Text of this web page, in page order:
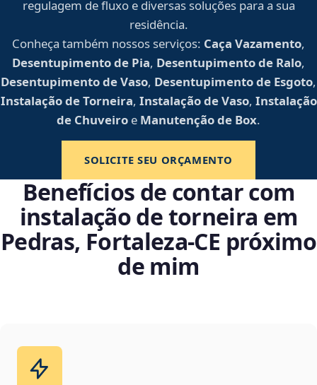
regulagem de fluxo e diversas soluções para a sua
residência.
Conheça também nossos serviços: Caça Vazamento,
Desentupimento de Pia, Desentupimento de Ralo,
Desentupimento de Vaso, Desentupimento de Esgoto,
Instalação de Torneira, Instalação de Vaso, Instalação
de Chuveiro e Manutenção de Box.
SOLICITE SEU ORÇAMENTO
Benefícios de contar com
instalação de torneira em
Pedras, Fortaleza‑CE próximo
de mim